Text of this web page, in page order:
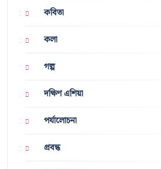
কবিতা
কলা
গল্প
দক্ষিণ এশিয়া
পর্যালোচনা
প্রবন্ধ